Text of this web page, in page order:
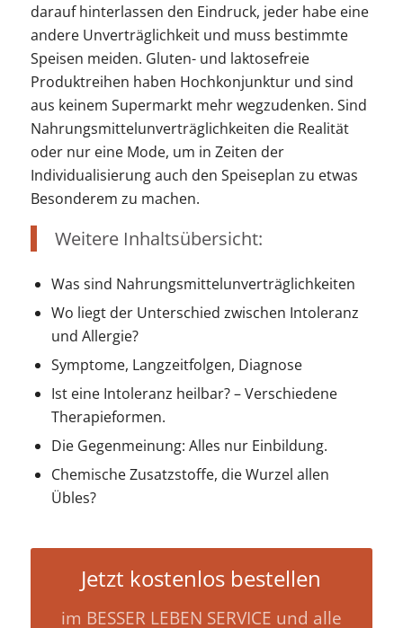
darauf hinterlassen den Eindruck, jeder habe eine
andere Unverträglichkeit und muss bestimmte
Speisen meiden. Gluten- und laktosefreie
Produktreihen haben Hochkonjunktur und sind
aus keinem Supermarkt mehr wegzudenken. Sind
Nahrungsmittelunverträglichkeiten die Realität
oder nur eine Mode, um in Zeiten der
Individualisierung auch den Speiseplan zu etwas
Besonderem zu machen.
Weitere Inhaltsübersicht:
Was sind Nahrungsmittelunverträglichkeiten
Wo liegt der Unterschied zwischen Intoleranz
und Allergie?
Symptome, Langzeitfolgen, Diagnose
Ist eine Intoleranz heilbar? – Verschiedene
Therapieformen.
Die Gegenmeinung: Alles nur Einbildung.
Chemische Zusatzstoffe, die Wurzel allen
Übles?
Jetzt kostenlos bestellen
im BESSER LEBEN SERVICE und alle